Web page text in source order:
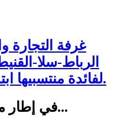
غرفة التجارة
الرباط-سلا-
لفائدة منتسبيها ابتداء من شهر شتنبر 2026.
في إطار مهامها الرامية إلى تعزيز...